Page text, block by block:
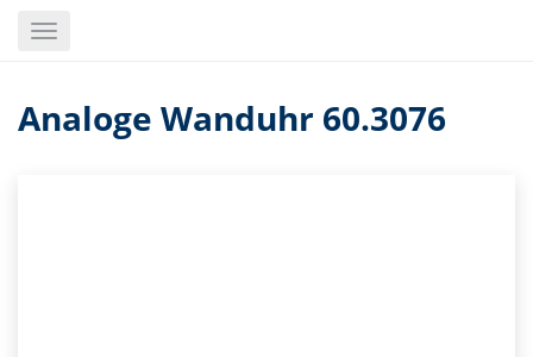
Toggle
Analoge Wanduhr 60.3076